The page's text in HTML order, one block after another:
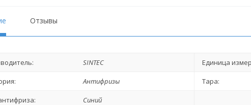
Отзывы
SINTEC Единица
Антифризы Тара:
Синий